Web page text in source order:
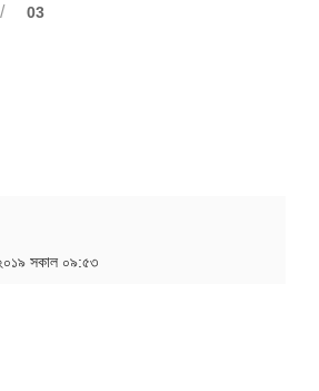
03
সকাল ০৯:৫৩